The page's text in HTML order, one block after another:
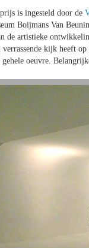
is ingesteld door de
Boijmans Van
de artistieke
verrassende kijk heeft
oeuvre.